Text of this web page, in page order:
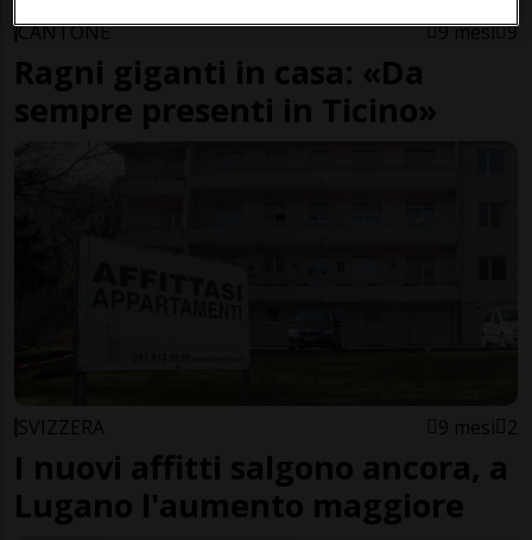
CANTONE 9 mesi 9
Ragni giganti in casa: «Da
sempre presenti in Ticino»
SVIZZERA 9 mesi 2
I nuovi affitti salgono ancora, a
Lugano l'aumento maggiore